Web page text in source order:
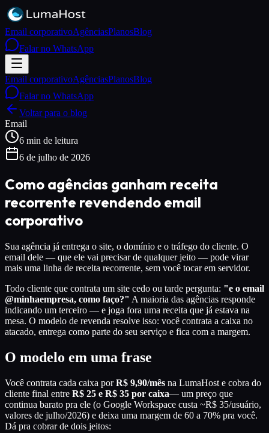
Email corporativoAgênciasPlanosBlog
Falar no WhatsApp
Email corporativoAgênciasPlanosBlog
Falar no WhatsApp
Voltar para o blog
Email
6 min de leitura
6 de julho de 2026
Como agências ganham receita
recorrente revendendo email
corporativo
Sua agência já entrega o site, o domínio e o tráfego do cliente. O
email dele — que ele vai precisar de qualquer jeito — pode virar
mais uma linha de receita recorrente, sem você tocar em servidor.
Todo cliente que contrata um site cedo ou tarde pergunta: "e o email
@minhaempresa, como faço?" A maioria das agências responde
indicando um terceiro — e joga fora uma receita que já estava na
mesa. O modelo de revenda resolve isso: você contrata a caixa no
atacado, entrega como parte do seu serviço e fica com a margem.
O modelo em uma frase
Você contrata cada caixa por R$ 9,90/mês na LumaHost e cobra do
cliente final entre R$ 25 e R$ 35 por caixa— um preço que
continua barato pra ele (o Google Workspace custa ~R$ 35/usuário,
valores de julho/2026) e deixa uma margem de 60 a 70% pra você.
Dá pra cobrar de dois jeitos: